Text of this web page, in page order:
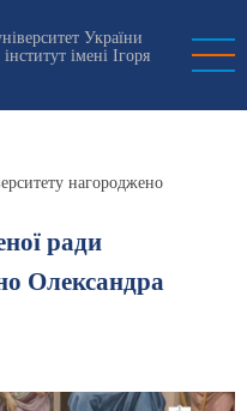
України
імені Ігоря
нагороджено
ради
Олександра